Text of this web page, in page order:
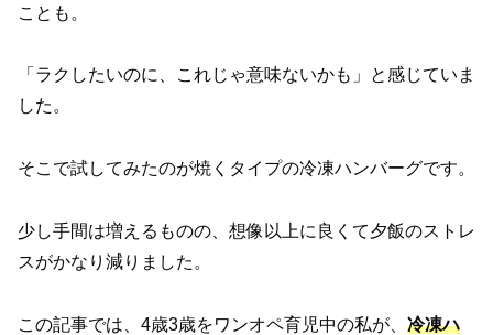
ことも。
「ラクしたいのに、これじゃ意味ないかも」と感じていま
した。
そこで試してみたのが焼くタイプの冷凍ハンバーグです。
少し手間は増えるものの、想像以上に良くて夕飯のストレ
スがかなり減りました。
この記事では、4歳3歳をワンオペ育児中の私が、 冷凍ハ